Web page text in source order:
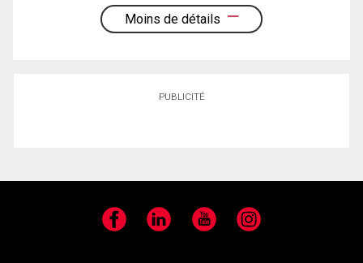
Moins de détails
PUBLICITÉ
Facebook LinkedIn YouTube Instagram